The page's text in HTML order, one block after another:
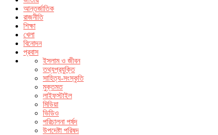
আন্তর্জাতিক
রাজনীতি
শিক্ষা
খেলা
বিনোদন
প্রবাস
ইসলাম ও জীবন
তথ্যপ্রযুক্তি
সাহিত্য-সংস্কৃতি
মুক্তমত
লাইফস্টাইল
মিডিয়া
ভিডিও
পরিচালনা পর্ষদ
উপদেষ্টা পরিষদ